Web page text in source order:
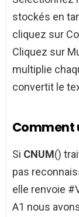
stockés en
cliquez sur
Cliquez sur
multiplie
convertit le
Comment
Si CNUM()
pas
elle renvoie
A1 nous